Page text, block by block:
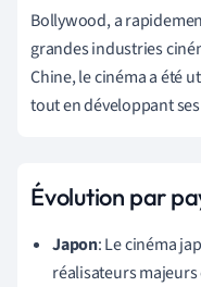
Bollywood, a
grandes industries
Chine, le cinéma a été
tout en développant
Évolution par
Japon: Le cinéma
réalisateurs